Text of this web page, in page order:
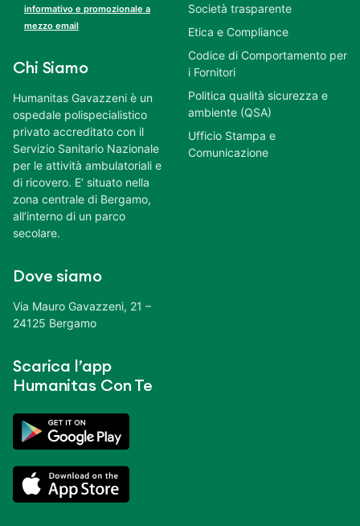
informativo e promozionale a
mezzo email
Chi Siamo
Humanitas Gavazzeni è un
ospedale polispecialistico
privato accreditato con il
Servizio Sanitario Nazionale
per le attività ambulatoriali e
di ricovero. E’ situato nella
zona centrale di Bergamo,
all’interno di un parco
secolare.
Dove siamo
Via Mauro Gavazzeni, 21 –
24125 Bergamo
Scarica l’app
Humanitas Con Te
Società trasparente
Etica e Compliance
Codice di Comportamento per
i Fornitori
Politica qualità sicurezza e
ambiente (QSA)
Ufficio Stampa e
Comunicazione